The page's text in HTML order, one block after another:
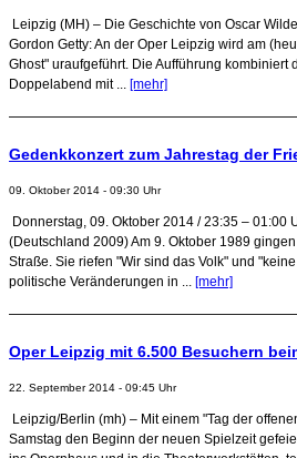
Leipzig (MH) – Die Geschichte von Oscar
Gordon Getty: An der Oper Leipzig wird am
Ghost" uraufgeführt. Die Aufführung kombiniert
Doppelabend mit ... [mehr]
Gedenkkonzert zum Jahrestag der
09. Oktober 2014 - 09:30 Uhr
Donnerstag, 09. Oktober 2014 / 23:35 – 01:00
(Deutschland 2009) Am 9. Oktober 1989
Straße. Sie riefen "Wir sind das Volk" und
politische Veränderungen in ... [mehr]
Oper Leipzig mit 6.500 Besuchern
22. September 2014 - 09:45 Uhr
Leipzig/Berlin (mh) – Mit einem "Tag der
Samstag den Beginn der neuen Spielzeit